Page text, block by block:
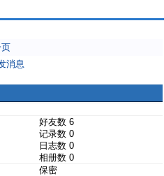
消息
好友数 6
记录数 0
日志数 0
相册数 0
保密